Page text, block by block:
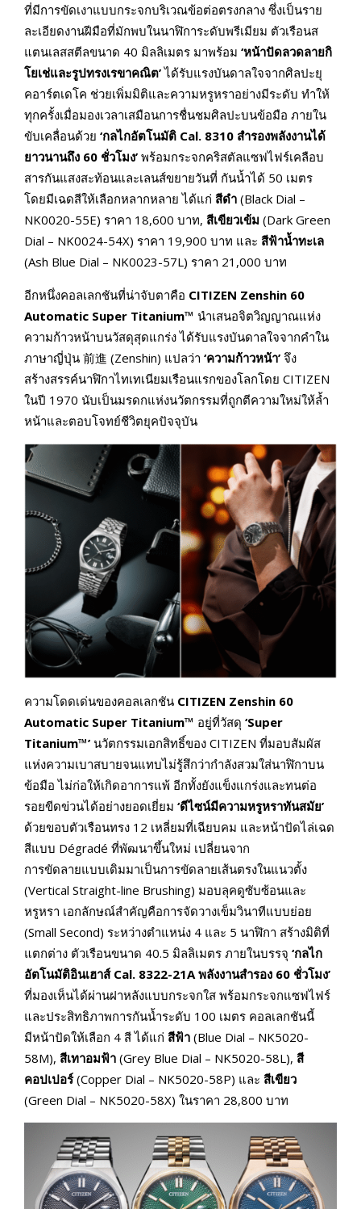
ที่มีการขัดเงาแบบกระจกบริเวณข้อต่อตรงกลาง ซึ่งเป็นราย
ละเอียดงานฝีมือที่มักพบในนาฬิการะดับพรีเมียม ตัวเรือนส
แตนเลสสตีลขนาด 40 มิลลิเมตร มาพร้อม ‘หน้าปัดลวดลายกิ
โยเช่และรูปทรงเรขาคณิต’ได้รับแรงบันดาลใจจากศิลปะยุ
คอาร์ตเดโค ช่วยเพิ่มมิติและความหรูหราอย่างมีระดับ ทำให้
ทุกครั้งเมื่อมองเวลาเสมือนการชื่นชมศิลปะบนข้อมือ ภายใน
ขับเคลื่อนด้วย ‘กลไกอัตโนมัติ Cal. 8310 สำรองพลังงานได้
ยาวนานถึง 60 ชั่วโมง’ พร้อมกระจกคริสตัลแซฟไฟร์เคลือบ
สารกันแสงสะท้อนและเลนส์ขยายวันที่ กันน้ำได้ 50 เมตร
โดยมีเฉดสีให้เลือกหลากหลาย ได้แก่ สีดำ (Black Dial –
NK0020-55E) ราคา 18,600 บาท, สีเขียวเข้ม (Dark Green
Dial – NK0024-54X) ราคา 19,900 บาท และ สีฟ้าน้ำทะเล
(Ash Blue Dial – NK0023-57L) ราคา 21,000 บาท
อีกหนึ่งคอลเลกชันที่น่าจับตาคือ CITIZEN Zenshin 60
Automatic Super Titanium™ นำเสนอจิตวิญญาณแห่ง
ความก้าวหน้าบนวัสดุสุดแกร่ง ได้รับแรงบันดาลใจจากคำใน
ภาษาญี่ปุ่น 前進 (Zenshin) แปลว่า ‘ความก้าวหน้า’ จึง
สร้างสรรค์นาฬิกาไทเทเนียมเรือนแรกของโลกโดย CITIZEN
ในปี 1970 นับเป็นมรดกแห่งนวัตกรรมที่ถูกตีความใหม่ให้ล้ำ
หน้าและตอบโจทย์ชีวิตยุคปัจจุบัน
ความโดดเด่นของคอลเลกชัน CITIZEN Zenshin 60
Automatic Super Titanium™ อยู่ที่วัสดุ ‘Super
Titanium™’ นวัตกรรมเอกสิทธิ์ของ CITIZEN ที่มอบสัมผัส
แห่งความเบาสบายจนแทบไม่รู้สึกว่ากำลังสวมใส่นาฬิกาบน
ข้อมือ ไม่ก่อให้เกิดอาการแพ้ อีกทั้งยังแข็งแกร่งและทนต่อ
รอยขีดข่วนได้อย่างยอดเยี่ยม ‘ดีไซน์มีความหรูหราทันสมัย’
ด้วยขอบตัวเรือนทรง 12 เหลี่ยมที่เฉียบคม และหน้าปัดไล่เฉด
สีแบบ Dégradé ที่พัฒนาขึ้นใหม่ เปลี่ยนจาก
การขัดลายแบบเดิมมาเป็นการขัดลายเส้นตรงในแนวตั้ง
(Vertical Straight-line Brushing) มอบลุคดูซับซ้อนและ
หรูหรา เอกลักษณ์สำคัญคือการจัดวางเข็มวินาทีแบบย่อย
(Small Second) ระหว่างตำแหน่ง 4 และ 5 นาฬิกา สร้างมิติที่
แตกต่าง ตัวเรือนขนาด 40.5 มิลลิเมตร ภายในบรรจุ ‘กลไก
อัตโนมัติอินเฮาส์ Cal. 8322-21A พลังงานสำรอง 60 ชั่วโมง’
ที่มองเห็นได้ผ่านฝาหลังแบบกระจกใส พร้อมกระจกแซฟไฟร์
และประสิทธิภาพการกันน้ำระดับ 100 เมตร คอลเลกชันนี้
มีหน้าปัดให้เลือก 4 สี ได้แก่ สีฟ้า (Blue Dial – NK5020-
58M), สีเทาอมฟ้า (Grey Blue Dial – NK5020-58L), สี
คอปเปอร์(Copper Dial – NK5020-58P) และ สีเขียว
(Green Dial – NK5020-58X) ในราคา 28,800 บาท